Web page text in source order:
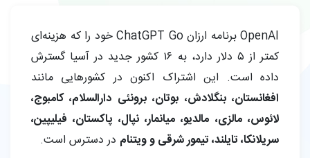
OpenAI برنامه ارزان ChatGPT Go خود را که هزینه‌ای
کمتر از ۵ دلار دارد، به ۱۶ کشور جدید در آسیا گسترش
داده است. این اشتراک اکنون در کشورهایی مانند
افغانستان، بنگلادش، بوتان، برونئی دارالسلام، کامبوج،
لائوس، مالزی، مالدیو، میانمار، نپال، پاکستان، فیلیپین،
سریلانکا، تایلند، تیمور شرقی و ویتنام در دسترس است.